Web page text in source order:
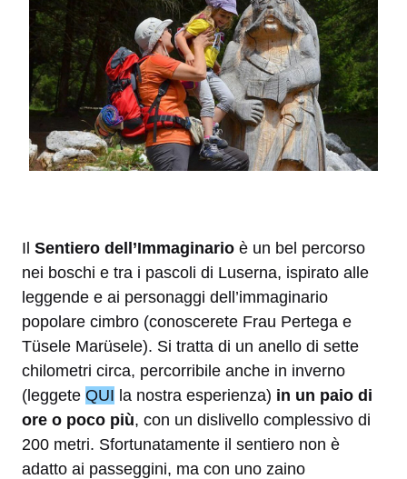
Il Sentiero dell’Immaginario è un bel percorso
nei boschi e tra i pascoli di Luserna, ispirato alle
leggende e ai personaggi dell’immaginario
popolare cimbro (conoscerete Frau Pertega e
Tüsele Marüsele). Si tratta di un anello di sette
chilometri circa, percorribile anche in inverno
(leggete QUI la nostra esperienza) in un paio di
ore o poco più, con un dislivello complessivo di
200 metri. Sfortunatamente il sentiero non è
adatto ai passeggini, ma con uno zaino